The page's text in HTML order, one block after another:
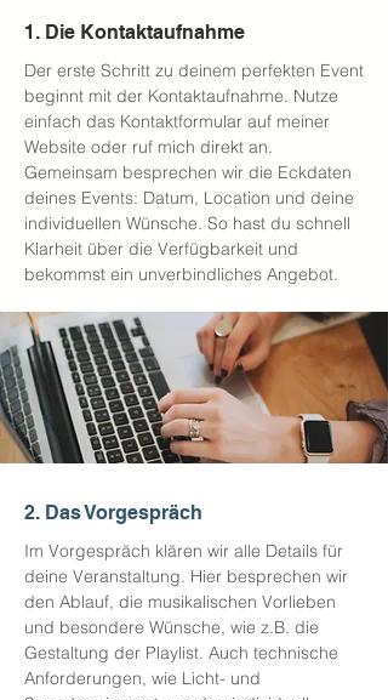
1. Die Kontaktaufnahme
Der erste Schritt zu deinem perfekten Event
beginnt mit der Kontaktaufnahme. Nutze
einfach das Kontaktformular auf meiner
Website oder ruf mich direkt an.
Gemeinsam besprechen wir die Eckdaten
deines Events: Datum, Location und deine
individuellen Wünsche. So hast du schnell
Klarheit über die Verfügbarkeit und
bekommst ein unverbindliches Angebot.
2. Das Vorgespräch
Im Vorgespräch klären wir alle Details für
deine Veranstaltung. Hier besprechen wir
den Ablauf, die musikalischen Vorlieben
und besondere Wünsche, wie z.B. die
Gestaltung der Playlist. Auch technische
Anforderungen, wie Licht- und